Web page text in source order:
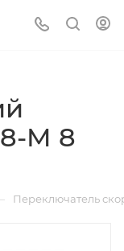
M 8
Переключатель